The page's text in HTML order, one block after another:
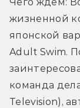
жизненной
японской
Adult Swim.
команда
Television),